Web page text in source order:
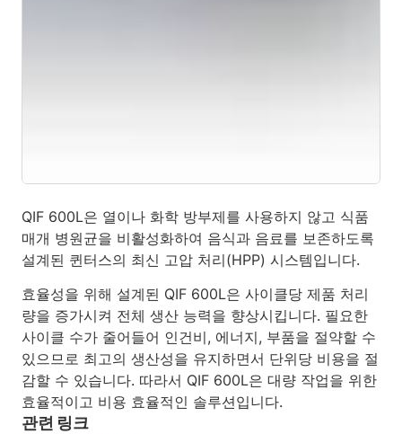
QIF 600L은 열이나 화학 방부제를 사용하지 않고 식품
매개 병원균을 비활성화하여 음식과 음료를 보존하도록
설계된 퀸터스의 최신 고압 처리(HPP) 시스템입니다.
효율성을 위해 설계된 QIF 600L은 사이클당 제품 처리
량을 증가시켜 전체 생산 능력을 향상시킵니다. 필요한
사이클 수가 줄어들어 인건비, 에너지, 부품을 절약할 수
있으므로 최고의 생산성을 유지하면서 단위당 비용을 절
감할 수 있습니다. 따라서 QIF 600L은 대량 작업을 위한
효율적이고 비용 효율적인 솔루션입니다.
관련 링크